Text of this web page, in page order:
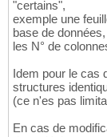
"certains",
exemple une
base de
les N° de
Idem pour le cas
structures
(ce n'es pas
En cas de